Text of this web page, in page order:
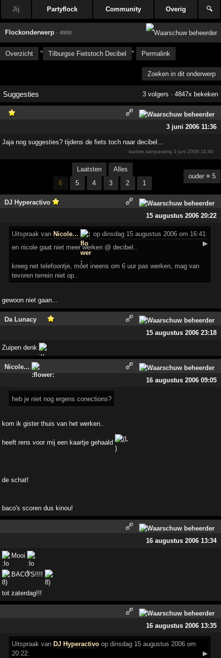
Jij Partyflock Community Overig 🔍
Flockonderwerp · 4900
Overzicht " Tilburgse Fietstoch Decibel " Permalink
Zoeken in dit onderwerp
Suggesties 3 volgers · 4847x bekeken
3 juni 2006 11:36
Jaja nog suggesties? tijdens de fiets toch naar decibel...
laatste aanpassing3 juni 2006 11:40
Laatsten
Alles
6
5 4 3 2 1
ouder ≡ 5
DJ Hyperactivo
15 augustus 2006 20:22
Uitspraak van Nicole...
op dinsdag 15 augustus 2006 om 16:41:
▶
en nicole gaat niet meer werken @ decibel..
kreeg net telefoontje, moet ineens om 6 uur pas werken, mag van
tevoren terrein niet op..
gewoon niet gaan...
Da Lunacy
15 augustus 2006 23:18
Zuipen denk
Nicole...
16 augustus 2006 09:05
heb je niet nog ergens conections?
kom ik gister thuis van het werken..
heeft rens voor mij een kaartje gehaald
de schat!
baco's scoren dus kinou!
16 augustus 2006 13:34
Mooi
BACO'S!!!!
tot zaterdag!!!
16 augustus 2006 13:35
Uitspraak van DJ Hyperactivo op dinsdag 15 augustus 2006 om
20:22:
▶